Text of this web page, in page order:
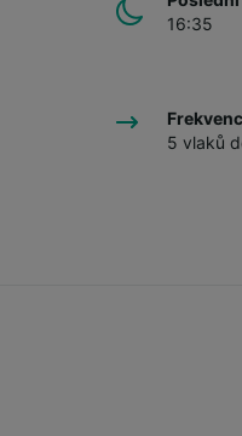
16:35
5 vlaků